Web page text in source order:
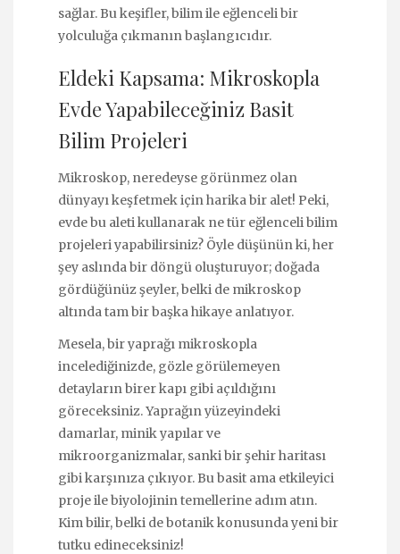
sağlar. Bu keşifler, bilim ile eğlenceli bir
yolculuğa çıkmanın başlangıcıdır.
Eldeki Kapsama: Mikroskopla
Evde Yapabileceğiniz Basit
Bilim Projeleri
Mikroskop, neredeyse görünmez olan
dünyayı keşfetmek için harika bir alet! Peki,
evde bu aleti kullanarak ne tür eğlenceli bilim
projeleri yapabilirsiniz? Öyle düşünün ki, her
şey aslında bir döngü oluşturuyor; doğada
gördüğünüz şeyler, belki de mikroskop
altında tam bir başka hikaye anlatıyor.
Mesela, bir yaprağı mikroskopla
incelediğinizde, gözle görülemeyen
detayların birer kapı gibi açıldığını
göreceksiniz. Yaprağın yüzeyindeki
damarlar, minik yapılar ve
mikroorganizmalar, sanki bir şehir haritası
gibi karşınıza çıkıyor. Bu basit ama etkileyici
proje ile biyolojinin temellerine adım atın.
Kim bilir, belki de botanik konusunda yeni bir
tutku edineceksiniz!